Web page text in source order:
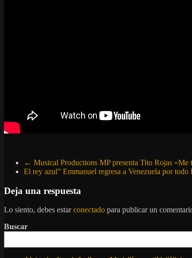
← Musical Productions MP presenta Tito Rojas «Me
El rey azul” Emmanuel regresa a Venezuela por todo
Deja una respuesta
Lo siento, debes estarconectado para publicar un
Buscar